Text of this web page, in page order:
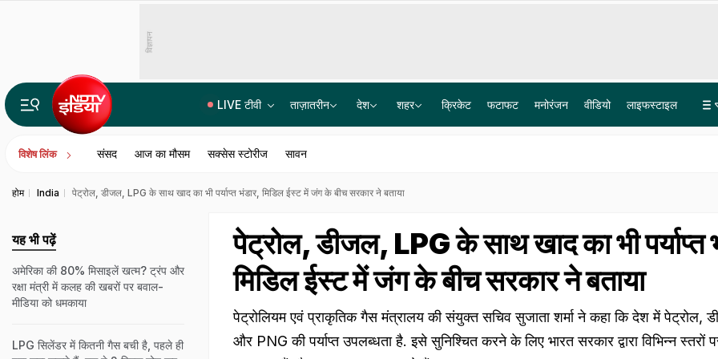
विज्ञापन
LIVE टीवी ताज़ातरीन देश शहर क्रिकेट फटाफट मनोरंजन वीडियो लाइफस्टाइल
विशेष लिंक संसद आज का मौसम सक्सेस स्टोरीज सावन
होम India पेट्रोल, डीजल, LPG के साथ खाद का भी पर्याप्त भंडार, मिडिल ईस्ट में जंग के बीच सरकार ने बताया
पेट्रोल, डीजल, LPG के साथ खाद का भी पर्याप्त
मिडिल ईस्ट में जंग के बीच सरकार ने बताया
पेट्रोलियम एवं प्राकृतिक गैस मंत्रालय की संयुक्त सचिव सुजाता शर्मा ने कहा कि देश में पेट्रोल,
और PNG की पर्याप्त उपलब्धता है. इसे सुनिश्चित करने के लिए भारत सरकार द्वारा विभिन्न
यह भी पढ़ें
अमेरिका की 80% मिसाइलें खत्म? ट्रंप और
रक्षा मंत्री में कलह की खबरों पर बवाल-
मीडिया को धमकाया
LPG सिलेंडर में कितनी गैस बची है, पहले ही